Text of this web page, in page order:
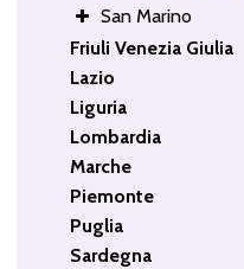
San Marino
Friuli Venezia Giulia
Lazio
Liguria
Lombardia
Marche
Piemonte
Puglia
Sardegna